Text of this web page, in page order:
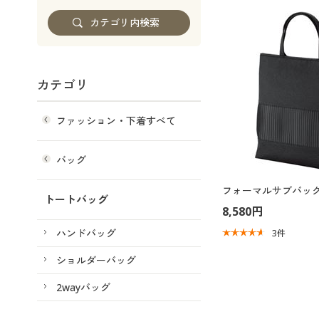
フォーマルサブバッ
8,580円
3件
カテゴリ
ファッション・下着すべて
バッグ
トートバッグ
ハンドバッグ
ショルダーバッグ
2wayバッグ